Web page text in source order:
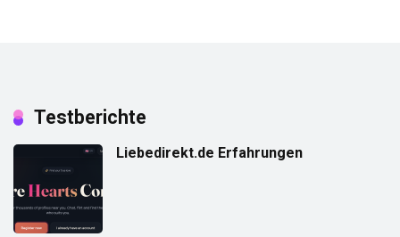
Testberichte
Liebedirekt.de Erfahrungen